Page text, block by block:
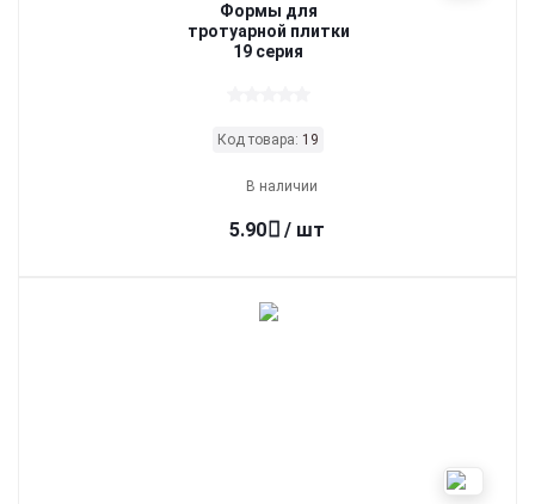
Формы для
тротуарной плитки
19 серия
Код товара: 19
В наличии
5.90 / шт